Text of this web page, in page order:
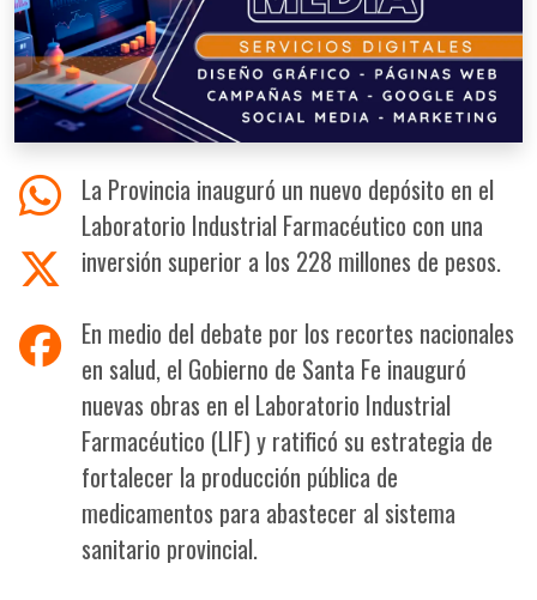
La Provincia inauguró un nuevo depósito en el
Laboratorio Industrial Farmacéutico con una
inversión superior a los 228 millones de pesos.
En medio del debate por los recortes nacionales
en salud, el Gobierno de Santa Fe inauguró
nuevas obras en el Laboratorio Industrial
Farmacéutico (LIF) y ratificó su estrategia de
fortalecer la producción pública de
medicamentos para abastecer al sistema
sanitario provincial.